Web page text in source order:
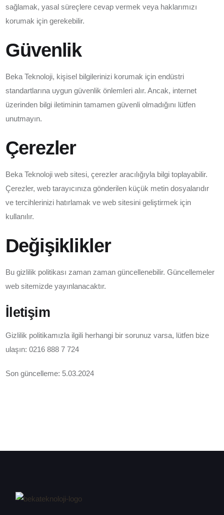
sağlamak, yasal süreçlere cevap vermek veya haklarımızı
korumak için gerekebilir.
Güvenlik
Beka Teknoloji, kişisel bilgilerinizi korumak için endüstri
standartlarına uygun güvenlik önlemleri alır. Ancak, internet
üzerinden bilgi iletiminin tamamen güvenli olmadığını lütfen
unutmayın.
Çerezler
Beka Teknoloji web sitesi, çerezler aracılığıyla bilgi toplayabilir.
Çerezler, web tarayıcınıza gönderilen küçük metin dosyalarıdır
ve tercihlerinizi hatırlamak ve web sitesini geliştirmek için
kullanılır.
Değişiklikler
Bu gizlilik politikası zaman zaman güncellenebilir. Güncellemeler
web sitemizde yayınlanacaktır.
İletişim
Gizlilik politikamızla ilgili herhangi bir sorunuz varsa, lütfen bize
ulaşın: 0216 888 7 724
Son güncelleme: 5.03.2024